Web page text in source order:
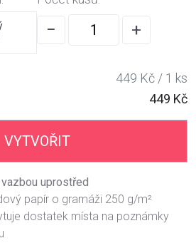
− +
449 Kč / 1 ks
449 Kč
VYTVOŘIT
uprostřed
papír o gramáži 250 g/m²
dostatek místa na poznámky